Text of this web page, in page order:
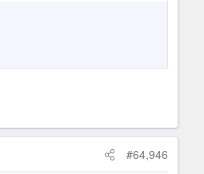
#64,946